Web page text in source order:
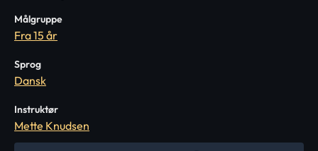
Målgruppe
Fra 15 år
Sprog
Dansk
Instruktør
Mette Knudsen